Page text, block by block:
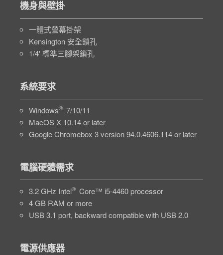
機身與壁掛
一體式螢幕掛架
Kensington 安全鎖孔
1/4' 標準三腳架鎖孔
系統要求
Windows® 7/10/11
MacOS X 10.14 or later
Google Chromebox 3 version 94.0.4606.114 or later
電腦硬體需求
3.2 GHz Intel® Core™ i5-4460 processor
4 GB RAM or more
USB 3.1 port, backward compatible with USB 2.0
電源供應器